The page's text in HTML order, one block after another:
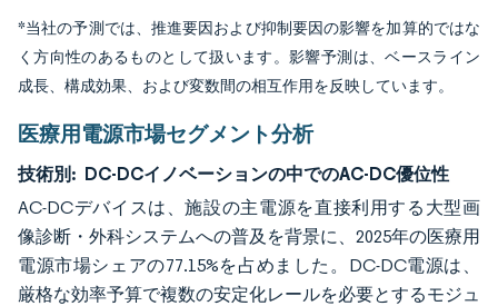
*当社の予測では、推進要因および抑制要因の影響を加算的ではな
く方向性のあるものとして扱います。影響予測は、ベースライン
成長、構成効果、および変数間の相互作用を反映しています。
医療用電源市場セグメント分析
技術別: DC-DCイノベーションの中でのAC-DC優位性
AC-DCデバイスは、施設の主電源を直接利用する大型画
像診断・外科システムへの普及を背景に、2025年の医療用
電源市場シェアの77.15%を占めました。DC-DC電源は、
厳格な効率予算で複数の安定化レールを必要とするモジュ